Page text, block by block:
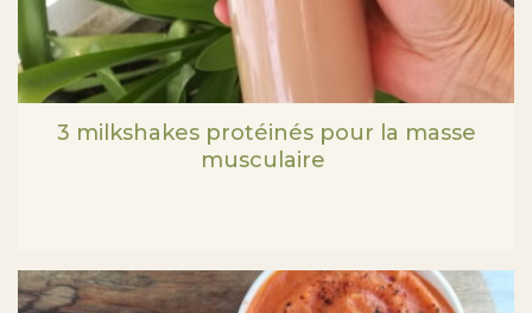
3 milkshakes protéinés pour la masse
musculaire